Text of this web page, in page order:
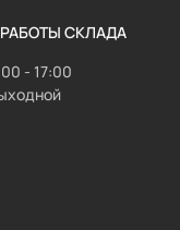
СКЛАДА
- 17:00